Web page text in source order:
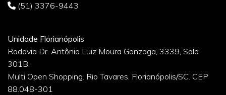
(51) 3376-9443
Unidade Florianópolis
Rodovia Dr. Antônio Luiz Moura Gonzaga, 3339, Sala
301B.
Multi Open Shopping. Rio Tavares. Florianópolis/SC. CEP
88.048-301